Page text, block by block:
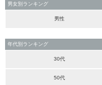
男女別ランキング
男性
年代別ランキング
30代
50代